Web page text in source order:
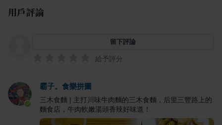
用戶評論
留下評論
給予評分
霸子。食樂拼圖
三木食麵 | 主打川味牛肉麵的三木食麵，后里三豐路上的
麵食店，牛肉軟嫩湯頭香辣好味道！